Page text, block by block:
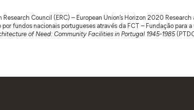
Council (ERC) – European Union’s Horizon 2020
fundos nacionais portugueses através da FCT – Fundação para a
of Need: Community Facilities in Portugal 1945-1985